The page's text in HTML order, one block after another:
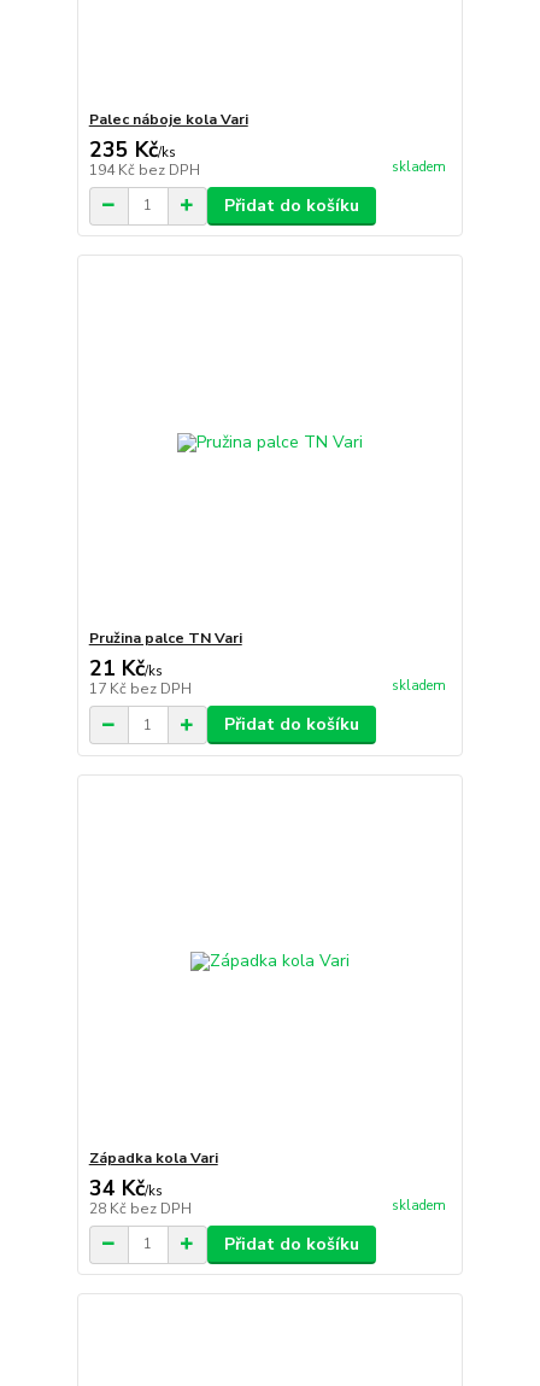
Palec náboje kola Vari
235 Kč/ks
194 Kč bez DPH skladem
Přidat do košíku
Pružina palce TN Vari
21 Kč/ks
17 Kč bez DPH skladem
Přidat do košíku
Západka kola Vari
34 Kč/ks
28 Kč bez DPH skladem
Přidat do košíku